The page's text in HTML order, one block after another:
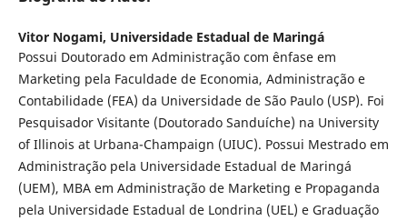
Vitor Nogami, Universidade Estadual de Maringá
Possui Doutorado em Administração com ênfase em
Marketing pela Faculdade de Economia, Administração e
Contabilidade (FEA) da Universidade de São Paulo (USP). Foi
Pesquisador Visitante (Doutorado Sanduíche) na University
of Illinois at Urbana-Champaign (UIUC). Possui Mestrado em
Administração pela Universidade Estadual de Maringá
(UEM), MBA em Administração de Marketing e Propaganda
pela Universidade Estadual de Londrina (UEL) e Graduação